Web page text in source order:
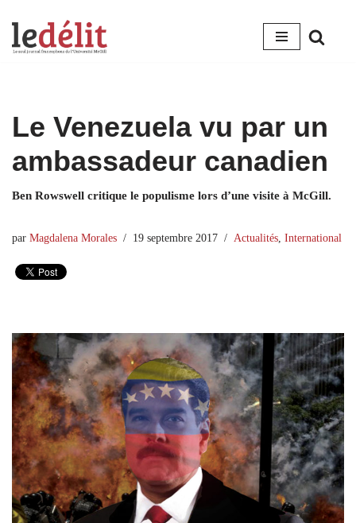
Aller
Le Venezuela vu par un
ambassadeur canadien
Ben Rowswell critique le populisme lors d’une visite à McGill.
par Magdalena Morales 19 septembre 2017 Actualités International